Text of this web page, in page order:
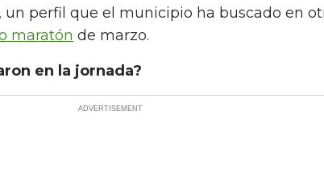
perfil que el municipio ha buscado en
maratón de marzo.
en la jornada?